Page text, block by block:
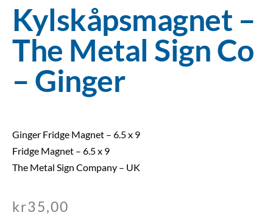
Kylskåpsmagnet –
The Metal Sign Co
– Ginger
Ginger Fridge Magnet – 6.5 x 9
Fridge Magnet – 6.5 x 9
The Metal Sign Company – UK
kr35,00